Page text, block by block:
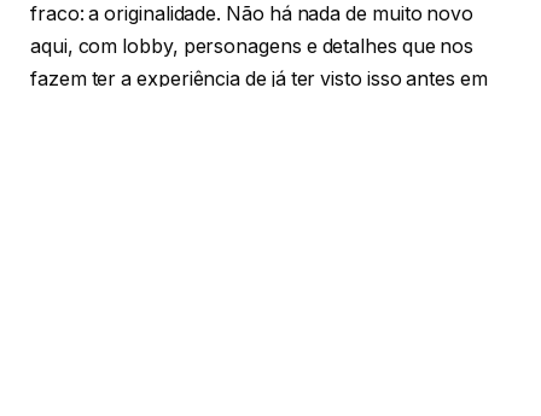
fraco: a originalidade. Não há nada de muito novo
aqui, com lobby, personagens e detalhes que nos
fazem ter a experiência de já ter visto isso antes em